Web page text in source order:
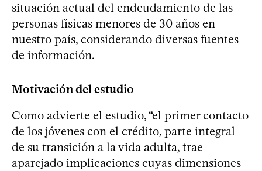
situación actual del endeudamiento de las
personas físicas menores de 30 años en
nuestro país, considerando diversas fuentes
de información.
Motivación del estudio
Como advierte el estudio, “el primer contacto
de los jóvenes con el crédito, parte integral
de su transición a la vida adulta, trae
aparejado implicaciones cuyas dimensiones